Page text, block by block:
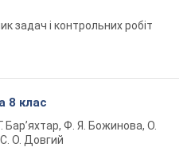
задач і контрольних робіт
8 клас
Бар’яхтар, Ф. Я. Божинова, О.
С. О. Довгий